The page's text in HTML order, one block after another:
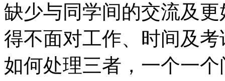
缺少与同学间的交流及
得不面对工作、时间及
如何处理三者，一个一